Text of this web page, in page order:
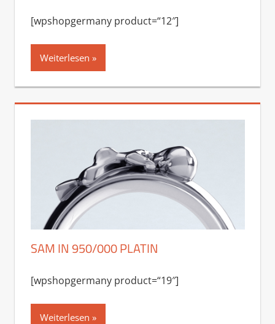
[wpshopgermany product=“12″]
Weiterlesen
SAM IN 950/000 PLATIN
[wpshopgermany product=“19″]
Weiterlesen